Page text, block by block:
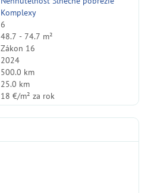
Komplexy
6
48.7 - 74.7 m²
Zákon 16
2024
500.0 km
25.0 km
18 €/m² za rok